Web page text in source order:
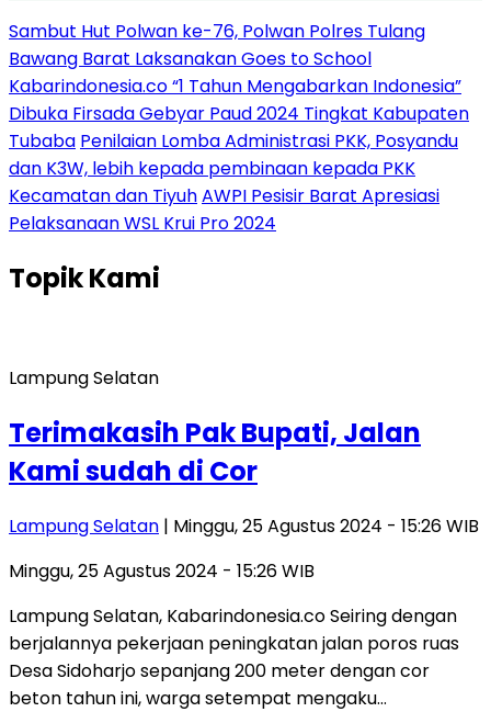
Sambut Hut Polwan ke-76, Polwan Polres Tulang
Bawang Barat Laksanakan Goes to School
Kabarindonesia.co “1 Tahun Mengabarkan Indonesia”
Dibuka Firsada Gebyar Paud 2024 Tingkat Kabupaten
Tubaba Penilaian Lomba Administrasi PKK, Posyandu
dan K3W, lebih kepada pembinaan kepada PKK
Kecamatan dan TiyuhAWPI Pesisir Barat Apresiasi
Pelaksanaan WSL Krui Pro 2024
TopikKami
Lampung Selatan
Terimakasih Pak Bupati, Jalan
Kami sudah di Cor
Lampung Selatan | Minggu, 25 Agustus 2024 - 15:26 WIB
Minggu, 25 Agustus 2024 - 15:26 WIB
Lampung Selatan, Kabarindonesia.co Seiring dengan
berjalannya pekerjaan peningkatan jalan poros ruas
Desa Sidoharjo sepanjang 200 meter dengan cor
beton tahun ini, warga setempat mengaku…